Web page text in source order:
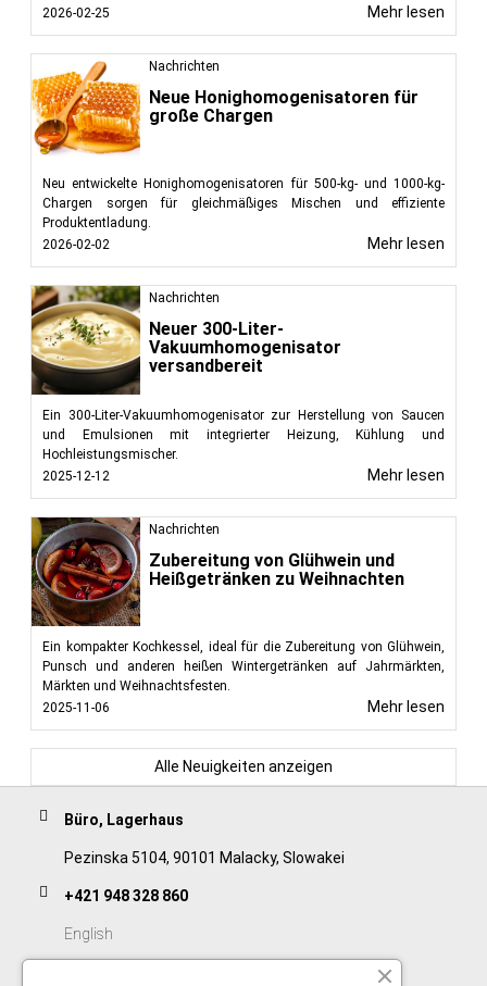
2026-02-25
Mehr lesen
Nachrichten
Neue Honighomogenisatoren für
große Chargen
Neu entwickelte Honighomogenisatoren für 500-kg- und 1000-kg-
Chargen sorgen für gleichmäßiges Mischen und effiziente
Produktentladung.
2026-02-02
Mehr lesen
Nachrichten
Neuer 300-Liter-
Vakuumhomogenisator
versandbereit
Ein 300-Liter-Vakuumhomogenisator zur Herstellung von Saucen
und Emulsionen mit integrierter Heizung, Kühlung und
Hochleistungsmischer.
2025-12-12
Mehr lesen
Nachrichten
Zubereitung von Glühwein und
Heißgetränken zu Weihnachten
Ein kompakter Kochkessel, ideal für die Zubereitung von Glühwein,
Punsch und anderen heißen Wintergetränken auf Jahrmärkten,
Märkten und Weihnachtsfesten.
2025-11-06
Mehr lesen
Alle Neuigkeiten anzeigen
Büro, Lagerhaus
Pezinska 5104, 90101 Malacky, Slowakei
+421 948 328 860
English